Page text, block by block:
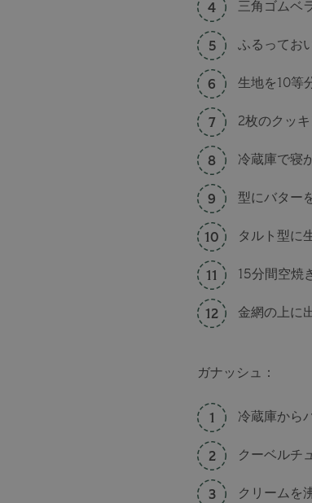
三角ゴムベ
ふるってお
生地を10等
2枚のクッ
冷蔵庫で寝
型にバター
タルト型に
15分間空焼
金網の上に
ガナッシュ：
冷蔵庫から
クーベルチ
クリームを